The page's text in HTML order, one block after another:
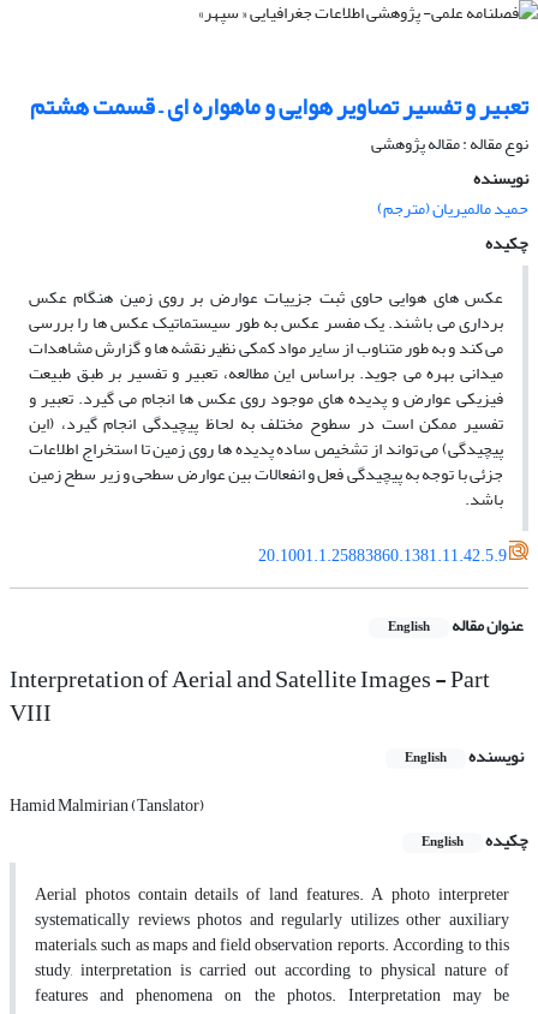
تعبیر و تفسیر تصاویر هوایی و ماهواره ای – قسمت هشتم
نوع مقاله : مقاله پژوهشی
نویسنده
حمید مالمیریان (مترجم)
چکیده
عکس های هوایی حاوی ثبت جزییات عوارض بر روی زمین هنگام عکس
برداری می­ باشند. یک مفسر عکس به طور سیستماتیک عکس ها را بررسی
می­ کند و به طور متناوب از سایر مواد کمکی نظیر نقشه­ ها و گزارش مشاهدات
میدانی بهره می­ جوید. براساس این مطالعه، تعبیر و تفسیر بر طبق طبیعت
فیزیکی عوارض و پدیده­ های موجود روی عکس ها انجام می گیرد. تعبیر و
تفسیر ممکن است در سطوح مختلف به لحاظ پیچیدگی انجام گیرد، (این
پیچیدگی) می تواند از تشخیص ساده پدیده ­ها روی زمین تا استخراج اطلاعات
جزئی با توجه به پیچیدگی فعل و انفعالات بین عوارض سطحی و زیر سطح زمین
باشد.
20.1001.1.25883860.1381.11.42.5.9
عنوان مقاله English
Interpretation of Aerial and Satellite Images - Part
VIII
نویسنده English
Hamid Malmirian (Tanslator)
چکیده
English
Aerial photos contain details of land features. A photo interpreter
systematically reviews photos and regularly utilizes other auxiliary
materials, such as maps and field observation reports. According to this
study, interpretation is carried out according to physical nature of
features and phenomena on the photos. Interpretation may be